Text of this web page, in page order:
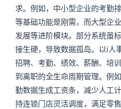
求。例如，中小型企业的考勤
等基础功能是刚需，而大型企
发展等进阶模块。部分系统虽
接生硬，导致数据孤岛。以i人
招聘、考勤、绩效、薪酬、培
到离职的全生命周期管理。例
勤数据生成工资条，减少人工
持连锁门店灵活调度，满足零